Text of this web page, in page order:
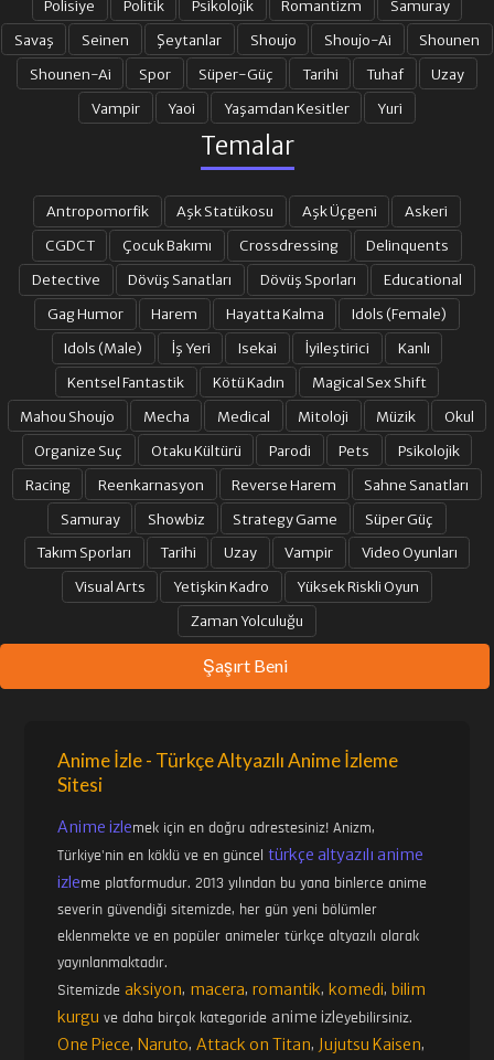
21. BÖLÜM 22. BÖLÜM
24. BÖLÜM FINAL
Polisiye Politik Psikolojik Romantizm
Samuray
Savaş
Seinen Şeytanlar Shoujo Shoujo-Ai
Shounen
Shounen-Ai
Spor Süper-Güç Tarihi Tuhaf
Uzay
Vampir
Yaoi Yaşamdan Kesitler Yuri
Temalar
Antropomorfik Aşk Statükosu Aşk Üçgeni
Askeri
CGDCT
Çocuk Bakımı Crossdressing
Delinquents
Detective
Dövüş Sanatları Dövüş Sporları
Educational
Gag Humor
Harem Hayatta Kalma
Idols (Female)
Idols (Male)
İş Yeri Isekai İyileştirici
Kanlı
Kentsel Fantastik
Kötü Kadın
Magical Sex Shift
Mahou Shoujo
Mecha Medical Mitoloji Müzik
Okul
Organize Suç
Otaku Kültürü Parodi Pets
Psikolojik
Racing
Reenkarnasyon Reverse Harem
Sahne Sanatları
Samuray
Showbiz Strategy Game
Süper Güç
Takım Sporları
Tarihi Uzay Vampir
Video Oyunları
Visual Arts
Yetişkin Kadro
Yüksek Riskli Oyun
Zaman Yolculuğu
Şaşırt Beni
Anime İzle - Türkçe Altyazılı Anime İzleme
Sitesi
Anime izlemek için en doğru adrestesiniz! Anizm,
Türkiye'nin en köklü ve en günceltürkçe altyazılı anime
izleme platformudur. 2013 yılından bu yana binlerce anime
severin güvendiği sitemizde, her gün yeni bölümler
eklenmekte ve en popüler animeler türkçe altyazılı olarak
yayınlanmaktadır.
Sitemizdeaksiyon, macera,romantik, komedi, bilim
kurgu ve daha birçok kategoride anime izleyebilirsiniz.
One Piece, Naruto,Attack on Titan, Jujutsu Kaisen,